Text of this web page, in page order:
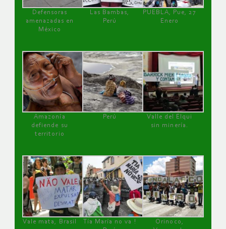
Defensoras
amenazadas en
México
Las Bambas,
Perú
PUEBLA, Pue, 27
Enero
Amazonía
defiende su
territorio
Perú
Valle del Elqui
sin minería.
Vale mata, Brasil
Tía María no va !
Orinoco,